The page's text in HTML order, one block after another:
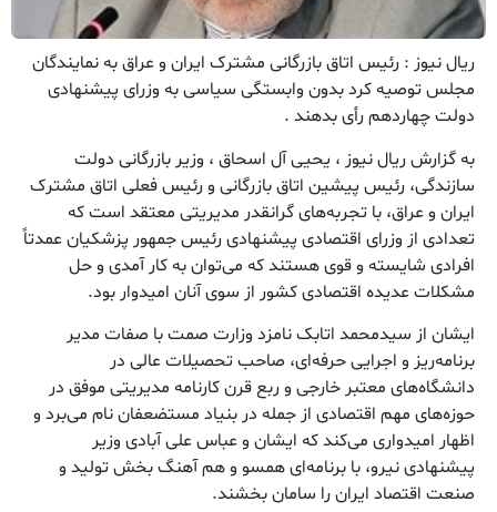
ریال نیوز : رئیس اتاق بازرگانی مشترک ایران و عراق به نمایندگان
مجلس توصیه کرد بدون وابستگی سیاسی به وزرای پیشنهادی
دولت چهاردهم رأی بدهند .
به گزارش ریال نیوز ، یحیی آل اسحاق ، وزیر بازرگانی دولت
سازندگی، رئیس پیشین اتاق بازرگانی و رئیس فعلی اتاق مشترک
ایران و عراق، با تجربه‌های گرانقدر مدیریتی معتقد است که
تعدادی از وزرای اقتصادی پیشنهادی رئیس جمهور پزشکیان عمدتاً
افرادی شایسته و قوی هستند که می‌توان به کار آمدی و حل
مشکلات عدیده اقتصادی کشور از سوی آنان امیدوار بود.
ایشان از سیدمحمد اتابک نامزد وزارت صمت با صفات مدیر
برنامه‌ریز و اجرایی حرفه‌ای، صاحب تحصیلات عالی در
دانشگاه‌های معتبر خارجی و ربع قرن کارنامه مدیریتی موفق در
حوزه‌های مهم اقتصادی از جمله در بنیاد مستضعفان نام می‌برد و
اظهار امیدواری می‌کند که ایشان و عباس علی آبادی وزیر
پیشنهادی نیرو، با برنامه‌ای همسو و هم آهنگ بخش تولید و
صنعت اقتصاد ایران را سامان بخشند.